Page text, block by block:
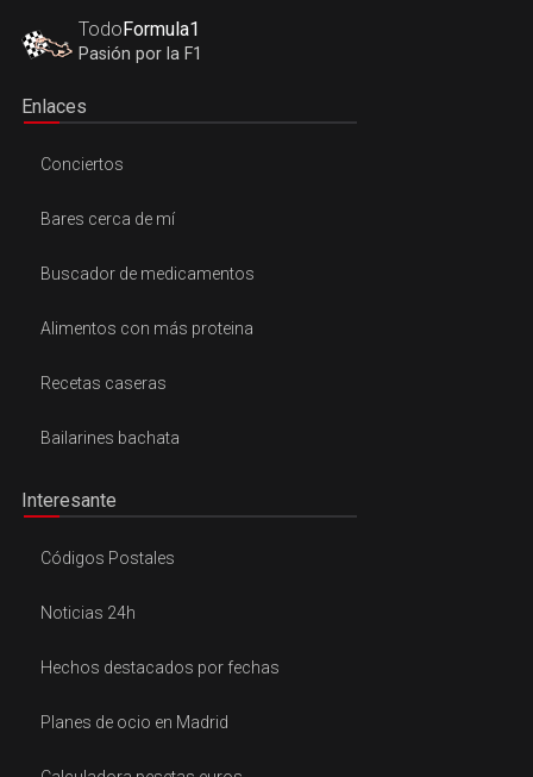
Todo Formula1
Pasión por la F1
Enlaces
Conciertos
Bares cerca de mí
Buscador de medicamentos
Alimentos con más proteina
Recetas caseras
Bailarines bachata
Interesante
Códigos Postales
Noticias 24h
Hechos destacados por fechas
Planes de ocio en Madrid